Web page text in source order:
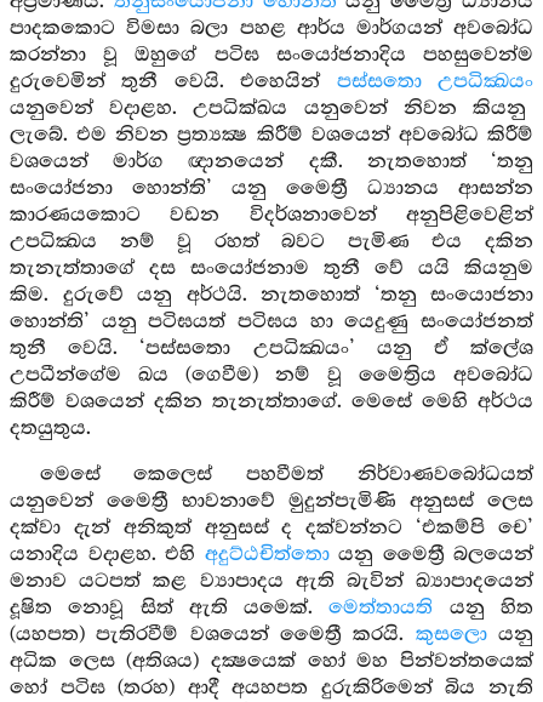
පාදකකොට විමසා බලා පහළ ආර්ය මාර්ගයන් අවබෝධ
කරන්නා වූ ඔහුගේ පටිඝ සංයෝජනාදිය පහසුවෙන්ම
දුරුවෙමින් තුනී වෙයි. එහෙයින් පස්සතො උපධික්‍ඛයං
යනුවෙන් වදාළහ. උපධික්ඛය යනුවෙන් නිවන කියනු
ලැබේ. එම නිවන ප්‍රත්‍යක්‍ෂ කිරීම් වශයෙන් අවබෝධ කිරීම්
වශයෙන් මාර්ග ඥානයෙන් දකී. නැතහොත් ‘තනු
සංයෝජනා හොන්ති’ යනු මෛත්‍රී ධ්‍යානය ආසන්න
කාරණයකොට වඩන විදර්ශනාවෙන් අනුපිළිවෙළින්
උපධික්‍ඛය නම් වූ රහත් බවට පැමිණ එය දකින
තැනැත්තාගේ දස සංයෝජනාම තුනී වේ යයි කියනුම
කිම. දුරුවේ යනු අර්ථයි. නැතහොත් ‘තනු සංයොජනා
හොන්ති’ යනු පටිඝයත් පටිඝය හා යෙදුණු සංයෝජනත්
තුනී වෙයි. ‘පස්සතො උපධික්‍ඛයං’ යනු ඒ ක්ලේශ
උපධීන්ගේම ඛය (ගෙවීම) නම් වූ මෛත්‍රිය අවබෝධ
කිරීම් වශයෙන් දකින තැනැත්තාගේ. මෙසේ මෙහි අර්ථය
දතයුතුය.
මෙසේ කෙලෙස් පහවීමත් නිර්වාණවබෝධයත්
යනුවෙන් මෛත්‍රී භාවනාවේ මුදුන්පැමිණි අනුසස් ලෙස
දක්වා දැන් අනිකුත් අනුසස් ද දක්වන්නට ‘එකම්පි චෙ’
යනාදිය වදාළහ. එහි අදුට්ඨචිත්තොයනු මෛත්‍රී බලයෙන්
මනාව යටපත් කළ ව්‍යාපාදය ඇති බැවින් ඛ්‍යාපාදයෙන්
දූෂිත නොවූ සිත් ඇති යමෙක්.මෙත්තායති යනු හිත
(යහපත) පැතිරවීම් වශයෙන් මෛත්‍රී කරයි. කුසලොයනු
අධික ලෙස (අතිශය) දක්‍ෂයෙක් හෝ මහ පින්වන්තයෙක්
හෝ පටිඝ (තරහ) ආදී අයහපත දුරුකිරිමෙන් බිය නැති